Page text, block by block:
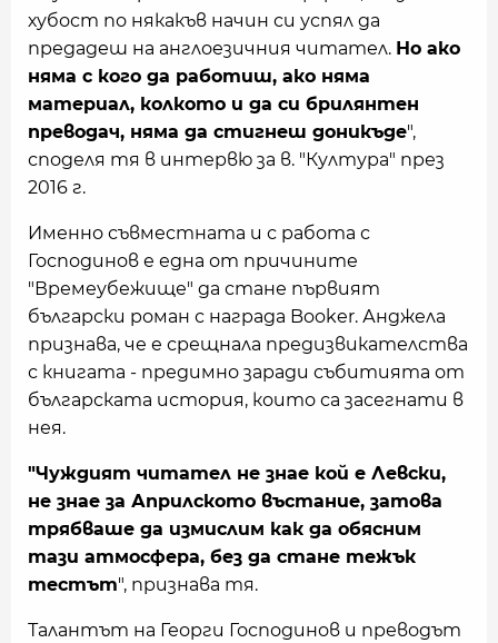
хубост по някакъв начин си успял да
предадеш на англоезичния читател. Но ако
няма с кого да работиш, ако няма
материал, колкото и да си брилянтен
преводач, няма да стигнеш доникъде",
споделя тя в интервю за в. "Култура" през
2016 г.
Именно съвместната и с работа с
Господинов е една от причините
"Времеубежище" да стане първият
български роман с награда Booker. Анджела
признава, че е срещнала предизвикателства
с книгата - предимно заради събитията от
българската история, които са засегнати в
нея.
"Чуждият читател не знае кой e Левски,
не знае за Априлското въстание, затова
трябваше да измислим как да обясним
тази атмосфера, без да стане тежък
тестът", признава тя.
Талантът на Георги Господинов и преводът